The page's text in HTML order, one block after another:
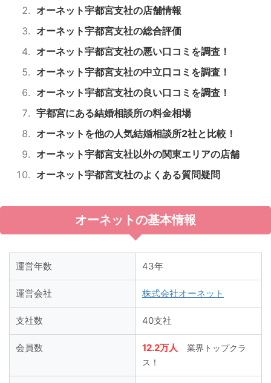
オーネット宇都宮支社の店舗情報
オーネット宇都宮支社の総合評価
オーネット宇都宮支社の悪い口コミを調査！
オーネット宇都宮支社の中立口コミを調査！
オーネット宇都宮支社の良い口コミを調査！
宇都宮にある結婚相談所の料金相場
オーネットを他の人気結婚相談所2社と比較！
オーネット宇都宮支社以外の関東エリアの店舗
オーネット宇都宮支社のよくある質問疑問
オーネットの基本情報
運営年数 43年
運営会社 株式会社オーネット
支社数 40支社
会員数 12.2万人
業界トップクラ
ス！